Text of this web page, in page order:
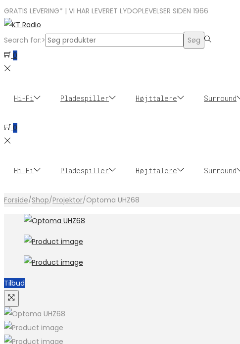
GRATIS LEVERING* | VI HAR LEVERET LYDOPLEVELSER SIDEN 1966
Search for:>
Søg
0
Hi-Fi Pladespiller Højttalere Surround
0
Hi-Fi Pladespiller Højttalere Surround
Forside/Shop/Projektor/Optoma UHZ68
Tilbud